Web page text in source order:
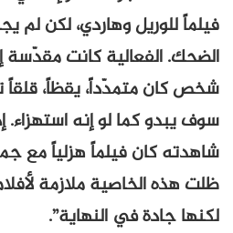
فيلماً للوريل وهاردي، لكن لم
الضحك. الفعالية كانت مقدّسة
شخص كان متمدّداً، يقظاً، قلقاً
سوف يبدو كما لو إنه استهزاء.
شاهدته كان فيلماً هزلياً مع
ظلت هذه الخاصية ملازمة
لكنها جادة في النهاية”.